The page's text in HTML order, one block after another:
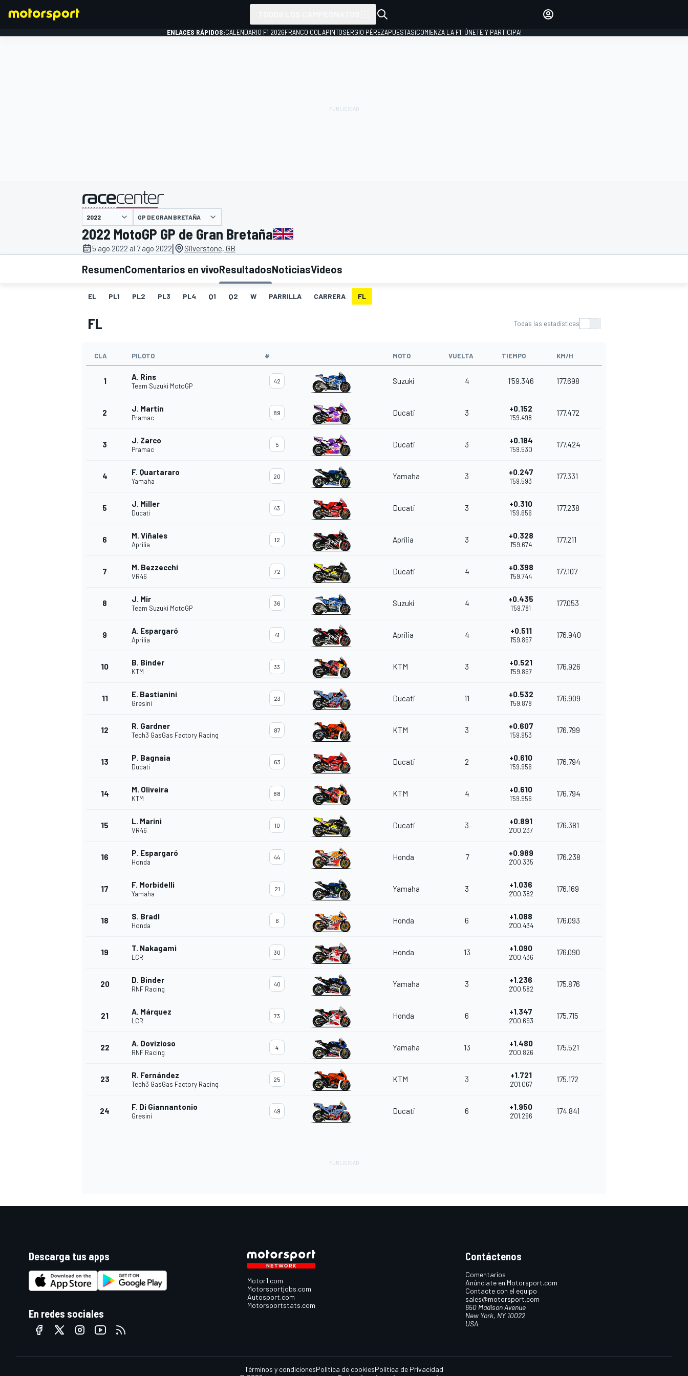
INDYCAR
FÓRMULA E
MÁS CATEGORÍAS
INICIAR SESIÓN
ENLACES RÁPIDOS:CALENDARIO F1 2026FRANCO COLAPINTOSERGIO PÉREZAPUESTAS¡COMIENZA LA F1, ÚNETE Y PARTICIPA!
presentado por
GP DE GRAN BRETAÑA
2022 MotoGP GP de Gran Bretaña
5 ago 2022 al 7 ago 2022| Silverstone, GB
ResumenComentarios en vivoResultadosNoticiasVideos
EL PL1 PL2 PL3 PL4 Q1 Q2 W PARRILLA CARRERA FL
FL Todas las estadísticas
CLA PILOTO # MOTO VUELTA TIEMPO KM/H
1 A. Rins
Team Suzuki MotoGP
42 Suzuki 4 1'59.346 177.698
2 J. Martín
Pramac
89 Ducati 3 +0.152
1'59.498
177.472
3 J. Zarco
Pramac
5 Ducati 3 +0.184
1'59.530
177.424
4 F. Quartararo
Yamaha
20 Yamaha 3 +0.247
1'59.593
177.331
5 J. Miller
Ducati
43 Ducati 3 +0.310
1'59.656
177.238
6 M. Viñales
Aprilia
12 Aprilia 3 +0.328
1'59.674
177.211
7 M. Bezzecchi
VR46
72 Ducati 4 +0.398
1'59.744
177.107
8 J. Mir
Team Suzuki MotoGP
36 Suzuki 4 +0.435
1'59.781
177.053
9 A. Espargaró
Aprilia
41 Aprilia 4 +0.511
1'59.857
176.940
10 B. Binder
KTM
33 KTM 3 +0.521
1'59.867
176.926
11 E. Bastianini
Gresini
23 Ducati 11 +0.532
1'59.878
176.909
12 R. Gardner
Tech3 GasGas Factory Racing
87 KTM 3 +0.607
1'59.953
176.799
13 P. Bagnaia
Ducati
63 Ducati 2 +0.610
1'59.956
176.794
14 M. Oliveira
KTM
88 KTM 4 +0.610
1'59.956
176.794
15 L. Marini
VR46
10 Ducati 3 +0.891
2'00.237
176.381
16 P. Espargaró
Honda
44 Honda 7 +0.989
2'00.335
176.238
17 F. Morbidelli
Yamaha
21 Yamaha 3 +1.036
2'00.382
176.169
18 S. Bradl
Honda
6 Honda 6 +1.088
2'00.434
176.093
19 T. Nakagami
LCR
30 Honda 13 +1.090
2'00.436
176.090
20 D. Binder
RNF Racing
40 Yamaha 3 +1.236
2'00.582
175.876
21 A. Márquez
LCR
73 Honda 6 +1.347
2'00.693
175.715
22 A. Dovizioso
RNF Racing
4 Yamaha 13 +1.480
2'00.826
175.521
23 R. Fernández
Tech3 GasGas Factory Racing
25 KTM 3 +1.721
2'01.067
175.172
24 F. Di Giannantonio
Gresini
49 Ducati 6 +1.950
2'01.296
174.841
Descarga tus apps
En redes sociales
Motor1.com
Motorsportjobs.com
Autosport.com
Motorsportstats.com
Contáctenos
Comentarios
Anúnciate en Motorsport.com
Contacte con el equipo
sales@motorsport.com
650 Madison Avenue
New York, NY 10022
USA
Términos y condicionesPolítica de cookiesPolítica de Privacidad